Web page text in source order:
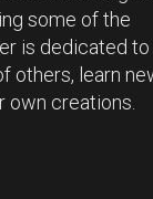
some of the
is dedicated to
others, learn
own creations.